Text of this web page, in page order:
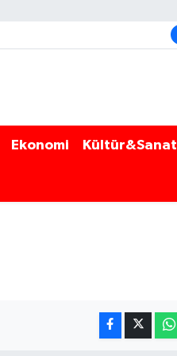
Ekonomi Kültür&Sanat